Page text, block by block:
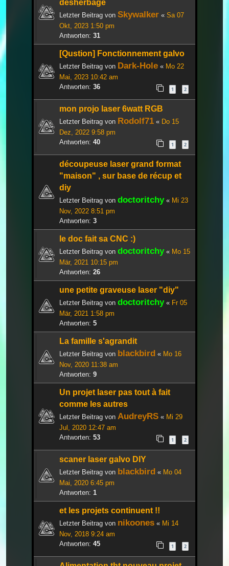
desherbage
Letzter Beitrag von Skywalker « Sa 07
Okt, 2023 1:50 pm
Antworten: 31
[Qustion] Fonctionnement galvo
Letzter Beitrag von Dark-Hole « Mo 22
Mai, 2023 10:42 am
Antworten: 36 1 2
mon projo laser 6watt RGB
Letzter Beitrag von Rodolf71 « Do 15
Dez, 2022 9:58 pm
Antworten: 40 1 2
découpeuse laser grand format
"maison" , sur base de récup et
diy
Letzter Beitrag von doctoritchy« Mi 23
Nov, 2022 8:51 pm
Antworten: 3
le doc fait sa CNC :)
Letzter Beitrag von doctoritchy« Mo 15
Mär, 2021 10:15 pm
Antworten: 26
une petite graveuse laser "diy"
Letzter Beitrag von doctoritchy« Fr 05
Mär, 2021 1:58 pm
Antworten: 5
La famille s'agrandit
Letzter Beitrag von blackbird « Mo 16
Nov, 2020 11:38 am
Antworten: 9
Un projet laser pas tout à fait
comme les autres
Letzter Beitrag von AudreyRS « Mi 29
Jul, 2020 12:47 am
Antworten: 53 1 2
scaner laser galvo DIY
Letzter Beitrag von blackbird « Mo 04
Mai, 2020 6:45 pm
Antworten: 1
et les projets continuent !!
Letzter Beitrag von nikoones « Mi 14
Nov, 2018 9:24 am
Antworten: 45 1 2